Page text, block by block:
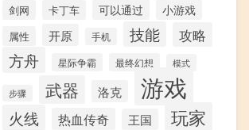
剑网 卡丁车 可以通过 小游戏
属性 开原 手机 技能 攻略
方舟 星际争霸 最终幻想 模式
步骤 武器 洛克 游戏
火线 热血传奇 王国 玩家